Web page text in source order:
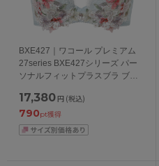
BXE427｜ワコール プレミアム
27series BXE427シリーズ パー
ソナルフィットプラスブラ ブラ
ー 65/70/75cm
17,380 円 (税込)
790pt獲得